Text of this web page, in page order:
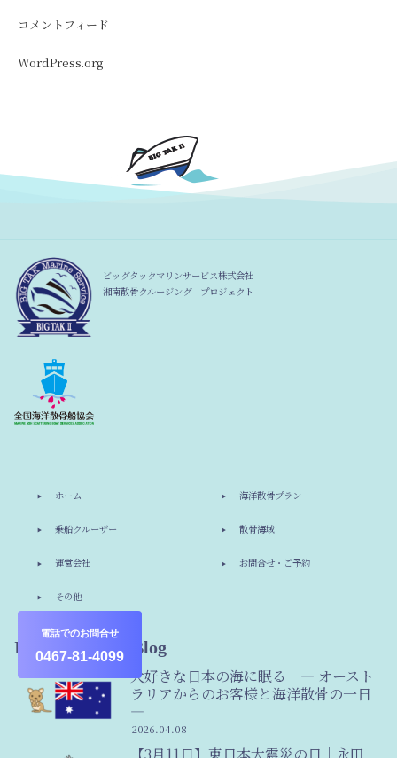
電話でのお問合せ
0467-81-4099
コメントフィード
WordPress.org
ビッグタックマリンサービス株式会社
湘南散骨クルージング プロジェクト
ホーム 海洋散骨プラン
乗船クルーザー 散骨海域
運営会社 お問合せ・ご予約
その他
Information & Blog
大好きな日本の海に眠る ― オースト
ラリアからのお客様と海洋散骨の一日
―
2026.04.08